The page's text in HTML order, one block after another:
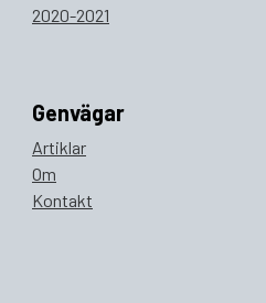
2020-2021
Genvägar
Artiklar
Om
Kontakt